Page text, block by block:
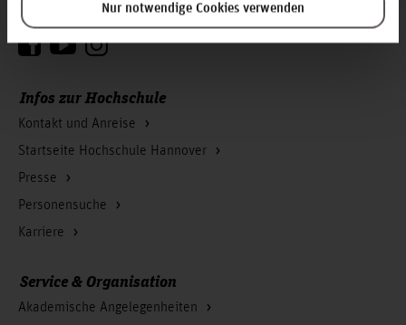
Nur notwendige Cookies verwenden
Zum Seitenanfang
Infos zur Hochschule
Kontakt und Anreise
Startseite Hochschule Hannover
Presse
Personensuche
Karriere
Folgen Sie uns
Service & Organisation
Akademische Angelegenheiten